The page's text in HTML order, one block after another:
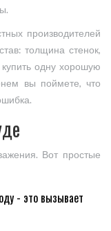
производителей
толщина стенок,
одну хорошую
вы поймете, что
Вот простые
- это вызывает